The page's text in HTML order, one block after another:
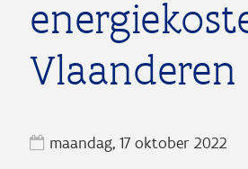
Vlaanderen
maandag, 17 oktober 2022